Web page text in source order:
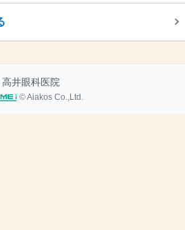
高井眼科医院
© Aiakos Co.,Ltd.